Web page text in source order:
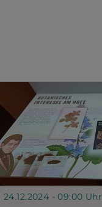
24.12.2024 - 09:00 Uhr